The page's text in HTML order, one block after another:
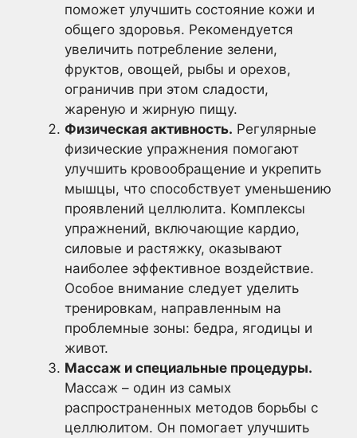
поможет улучшить состояние кожи и
общего здоровья. Рекомендуется
увеличить потребление зелени,
фруктов, овощей, рыбы и орехов,
ограничив при этом сладости,
жареную и жирную пищу.
Физическая активность. Регулярные
физические упражнения помогают
улучшить кровообращение и укрепить
мышцы, что способствует уменьшению
проявлений целлюлита. Комплексы
упражнений, включающие кардио,
силовые и растяжку, оказывают
наиболее эффективное воздействие.
Особое внимание следует уделить
тренировкам, направленным на
проблемные зоны: бедра, ягодицы и
живот.
Массаж и специальные процедуры.
Массаж – один из самых
распространенных методов борьбы с
целлюлитом. Он помогает улучшить